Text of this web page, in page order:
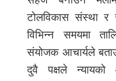
टोलविकास संस्था र
विभिन्न समयमा
संयोजक आचार्यले
दुवै पक्षले न्यायको